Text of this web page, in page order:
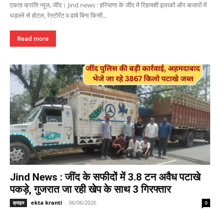
एकता क्रांति न्यूज, जींद। Jind news : हरियाणा के जींद में रिहायशी इलाकों और बाजारों में
धड़ल्ले से होटल, रेस्टोरेंट व ढाबे बिना किसी...
Read more
Jind News : जींद के सफीदों में 3.8 टन अवैध पटाखे
पकड़े, गुजरात जा रही खेप के साथ 3 गिरफ्तार
क्राइम ekta kranti - 06/06/2026 0